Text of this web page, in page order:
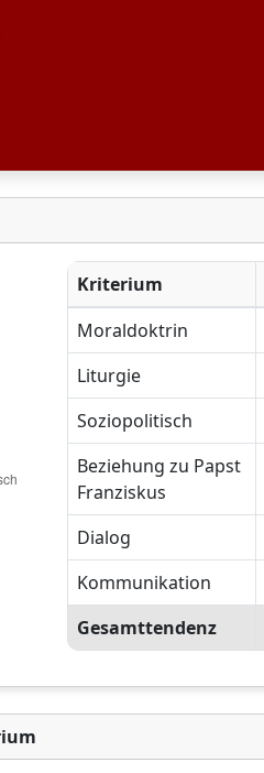
Kriterium
Moraldoktrin
Liturgie
Soziopolitisch
Beziehung zu Papst
Franziskus
Dialog
Kommunikation
Gesamttendenz